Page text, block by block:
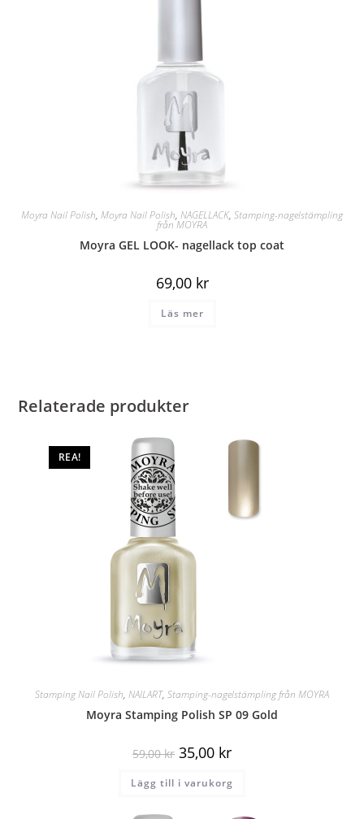
Moyra Nail Polish, Moyra Nail Polish, NAGELLACK, Stamping-nagelstämpling
från MOYRA
Moyra GEL LOOK- nagellack top coat
69,00 kr
Läs mer
Relaterade produkter
REA!
Stamping Nail Polish, NAILART, Stamping-nagelstämpling från MOYRA
Moyra Stamping Polish SP 09 Gold
59,00kr 35,00 kr
Lägg till i varukorg